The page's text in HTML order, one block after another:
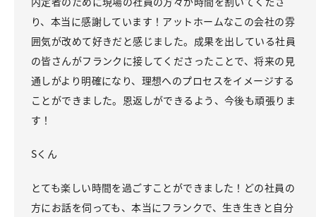
り、本当に感謝しています！アットホームなこの会社の雰
囲気が改めて好きだと感じました。成果を出している社員
の皆さんがフランクに接してくださったことで、将来の見
通しがより明確になり、理想へのプロセスをイメージする
ことができました。恩返しができるよう、今後も頑張りま
す！
Sくん
とても楽しい時間を過ごすことができました！どの社員の
方にお話を伺っても、本当にフランクで、生き生きと自分